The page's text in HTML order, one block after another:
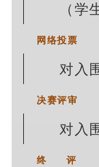
（
网络投票
对入
决赛评审
对入
终 评